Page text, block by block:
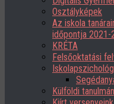
Osztályképek
Az iskola
időpontja
KRÉTA
Felsőoktatási
Külföldi